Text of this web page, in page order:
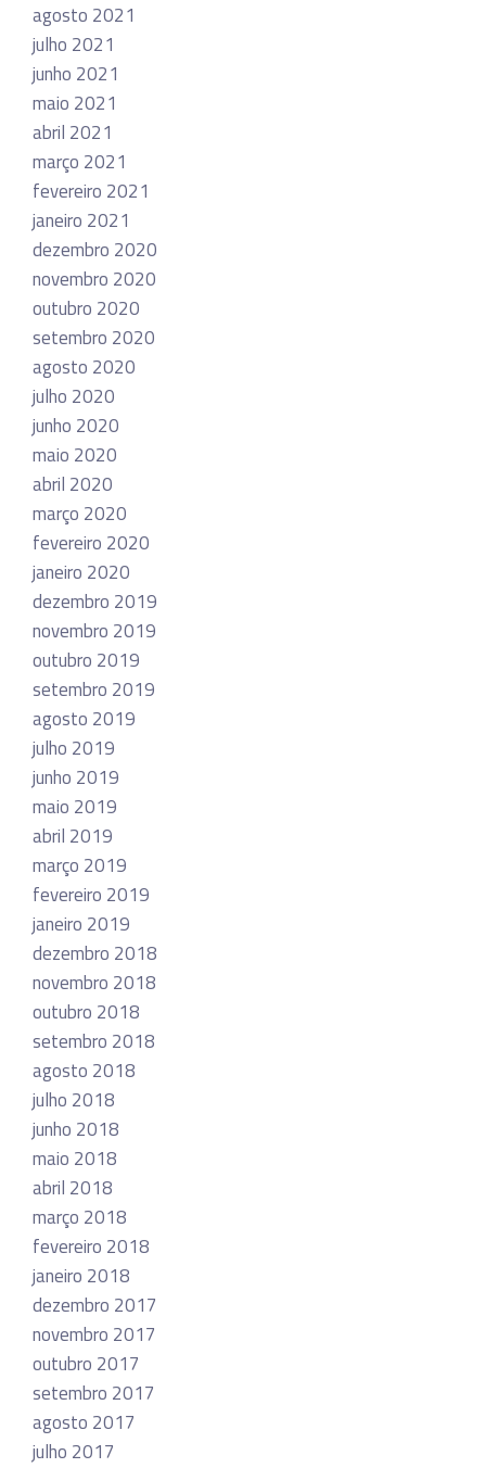
agosto 2021
julho 2021
junho 2021
maio 2021
abril 2021
março 2021
fevereiro 2021
janeiro 2021
dezembro 2020
novembro 2020
outubro 2020
setembro 2020
agosto 2020
julho 2020
junho 2020
maio 2020
abril 2020
março 2020
fevereiro 2020
janeiro 2020
dezembro 2019
novembro 2019
outubro 2019
setembro 2019
agosto 2019
julho 2019
junho 2019
maio 2019
abril 2019
março 2019
fevereiro 2019
janeiro 2019
dezembro 2018
novembro 2018
outubro 2018
setembro 2018
agosto 2018
julho 2018
junho 2018
maio 2018
abril 2018
março 2018
fevereiro 2018
janeiro 2018
dezembro 2017
novembro 2017
outubro 2017
setembro 2017
agosto 2017
julho 2017